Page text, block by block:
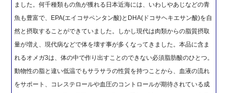
ました。何千種類もの魚が獲れる日本近海には、いわしやあじなどの青
魚も豊富で、EPA(エイコサペンタン酸)とDHA(ドコサヘキエサン酸)を自
然と摂取することができていました。しかし現代は肉類からの脂質摂取
量が増え、現代病などで体を壊す事が多くなってきました。本品に含ま
れるオメガ3は、体の中で作り出すことのできない必須脂肪酸のひとつ。
動物性の脂と違い低温でもサラサラの性質を持つことから、血液の流れ
をサポート、コレステロールや血圧のコントロールが期待されている成